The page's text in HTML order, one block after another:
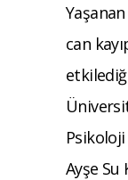
can
Ayşe Su